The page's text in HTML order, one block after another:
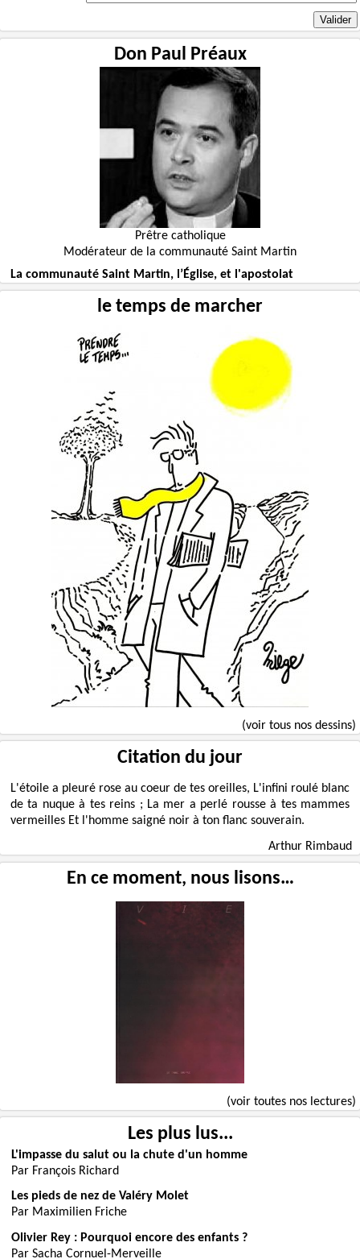
Don Paul Préaux
Prêtre catholique
Modérateur de la communauté Saint Martin
La communauté Saint Martin, l’Église, et l'apostolat
le temps de marcher
(voir tous nos dessins)
Citation du jour
L'étoile a pleuré rose au coeur de tes oreilles, L'infini roulé blanc
de ta nuque à tes reins ; La mer a perlé rousse à tes mammes
vermeilles Et l'homme saigné noir à ton flanc souverain.
Arthur Rimbaud
En ce moment, nous lisons…
(voir toutes nos lectures)
Les plus lus...
L'impasse du salut ou la chute d'un homme
Par François Richard
Les pieds de nez de Valéry Molet
Par Maximilien Friche
Olivier Rey : Pourquoi encore des enfants ?
Par Sacha Cornuel-Merveille